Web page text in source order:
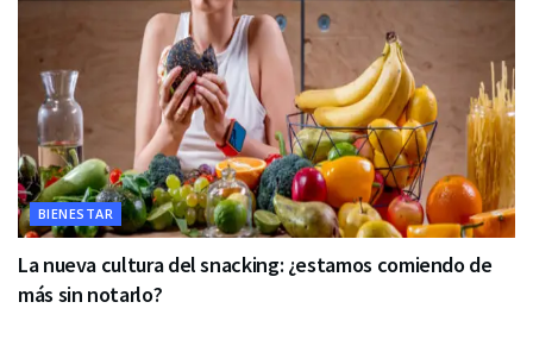
BIENESTAR
La nueva cultura del snacking: ¿estamos comiendo de
más sin notarlo?